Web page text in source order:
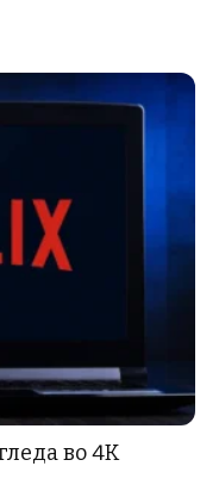
во 4K